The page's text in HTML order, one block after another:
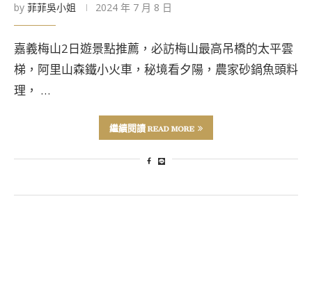
by 菲菲吳小姐 2024 年 7 月 8 日
嘉義梅山2日遊景點推薦，必訪梅山最高吊橋的太平雲
梯，阿里山森鐵小火車，秘境看夕陽，農家砂鍋魚頭料
理， …
繼續閱讀 READ MORE